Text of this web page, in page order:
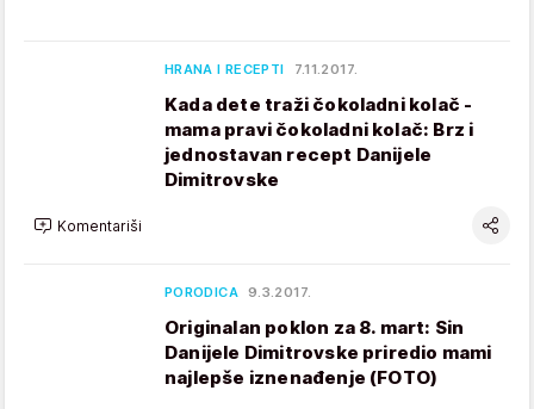
HRANA I RECEPTI 7.11.2017.
Kada dete traži čokoladni kolač -
mama pravi čokoladni kolač: Brz i
jednostavan recept Danijele
Dimitrovske
Komentariši
PORODICA 9.3.2017.
Originalan poklon za 8. mart: Sin
Danijele Dimitrovske priredio mami
najlepše iznenađenje (FOTO)